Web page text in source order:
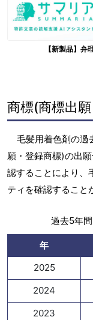
【新製品】
商標(商標出
毛髪用着色剤の
願・登録商標)の出
認することにより、
ティを確認すること
過去5年
年
2025
2024
2023